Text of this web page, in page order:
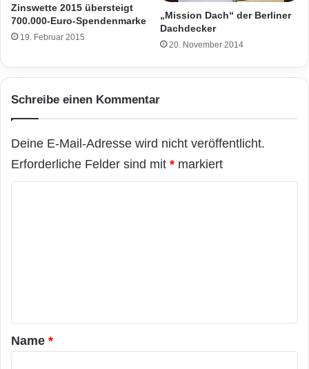
Zinswette 2015 übersteigt
700.000-Euro-Spendenmarke
19. Februar 2015
„Mission Dach“ der Berliner
Dachdecker
20. November 2014
Schreibe einen Kommentar
Deine E-Mail-Adresse wird nicht veröffentlicht.
Erforderliche Felder sind mit * markiert
a
r
Name *